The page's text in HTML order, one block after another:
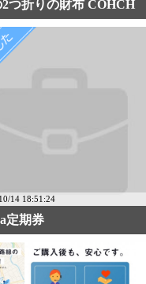
2つ折りの財布 COHCH
14 18:51:24
定期券